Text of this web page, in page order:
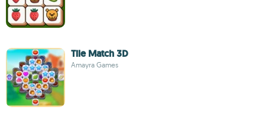
Tile Match 3D
Amayra Games